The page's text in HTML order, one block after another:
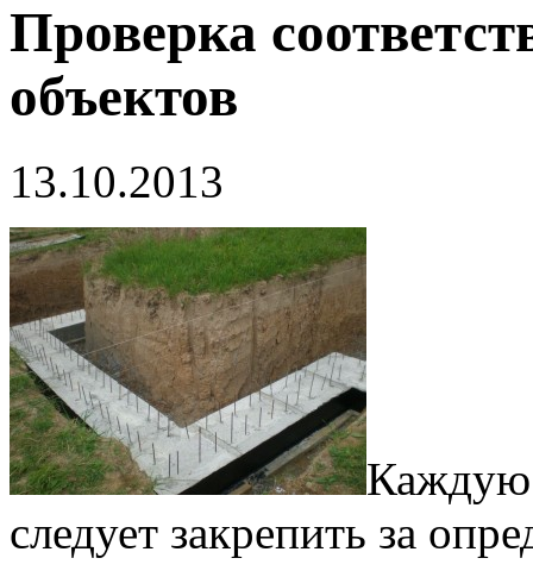
Проверка
объектов
13.10.2013
Каждую
следует закрепить за